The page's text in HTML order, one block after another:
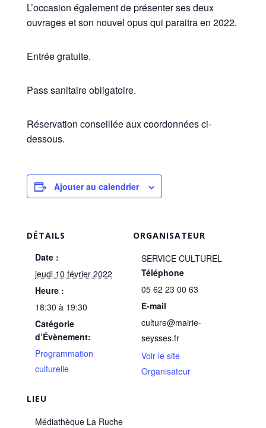
L’occasion également de présenter ses deux
ouvrages et son nouvel opus qui paraitra en 2022.
Entrée gratuite.
Pass sanitaire obligatoire.
Réservation conseillée aux coordonnées ci-
dessous.
Ajouter au calendrier
DÉTAILS
Date :
jeudi 10 février 2022
Heure :
18:30 à 19:30
Catégorie
d’Évènement:
Programmation
culturelle
LIEU
Médiathèque La Ruche
ORGANISATEUR
SERVICE CULTUREL
Téléphone
05 62 23 00 63
E-mail
culture@mairie-
seysses.fr
Voir le site
Organisateur